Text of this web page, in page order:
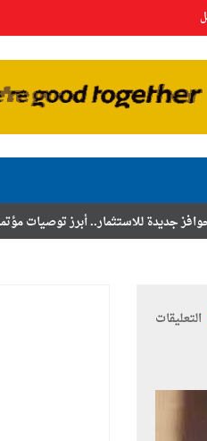
أبرز توصيات مؤتمر المصريين بالخارج
التعليقات